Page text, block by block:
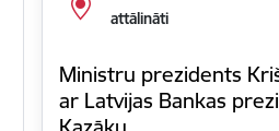
attālināti
Ministru prezidents
ar Latvijas Bankas